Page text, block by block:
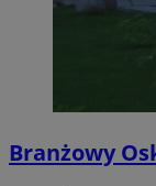
Branżowy